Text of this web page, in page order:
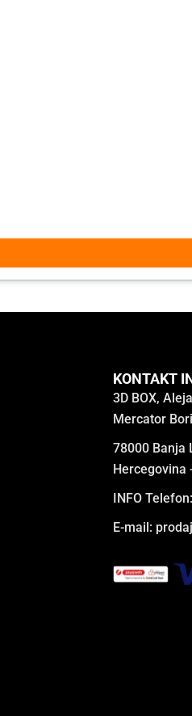
KONTAKT
3D BOX,
Mercator
78000 Banja
Hercegovina
INFO
E-mail: